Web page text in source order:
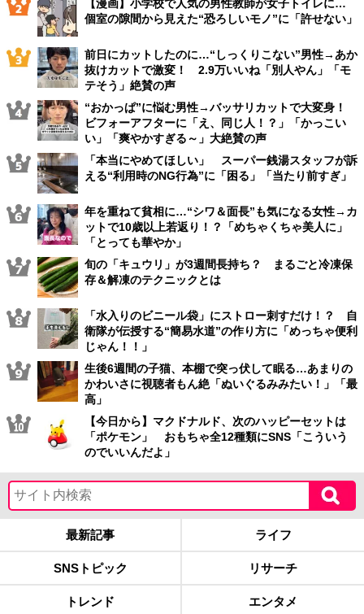
【漫画】小学校で人気の男性教師が女子トイレに…
個室の隙間から見えた“恐ろしいモノ”に「許せない」
前日にカットしたのに…“しっくりこない”男性→あか
抜けカットで激変！ 2.9万いいね「別人やん」「モ
テそう」絶賛の声
“おかっぱ”に悩む男性→バッサリカットで大変身！
ビフォーアフターに「え、同じ人！？」「かっこい
い」「爽やかすぎる～」大絶賛の声
「本当にやめてほしい」 スーパー銭湯スタッフが訴
える“利用時のNG行為”に「困る」「当たり前すぎ」
年を重ねて貧相に…“シワ＆面長”も気になる女性→カ
ットで10歳以上若返り！？「めちゃくちゃ美人に」
「とっても華やか」
旬の「キュウリ」が3週間長持ち？ まるごと冷凍保
存＆解凍のテクニックとは
「水入りのビニール袋」にストロー刺すだけ！？ 自
衛隊が伝授する“簡易水道”の作り方に「めっちゃ便利
じゃん！！」
生後6週間の子猫、本棚で突っ伏して眠る…あまりの
かわいさに視聴者もん絶「ぬいぐるみみたい！」「最
高」
【今日から】マクドナルド、次のハッピーセットは
「ポケモン」 おもちゃ全12種類にSNS「こういう
のでいいんだよ」
最新記事 ライフ
SNSトピック リサーチ
トレンド エンタメ